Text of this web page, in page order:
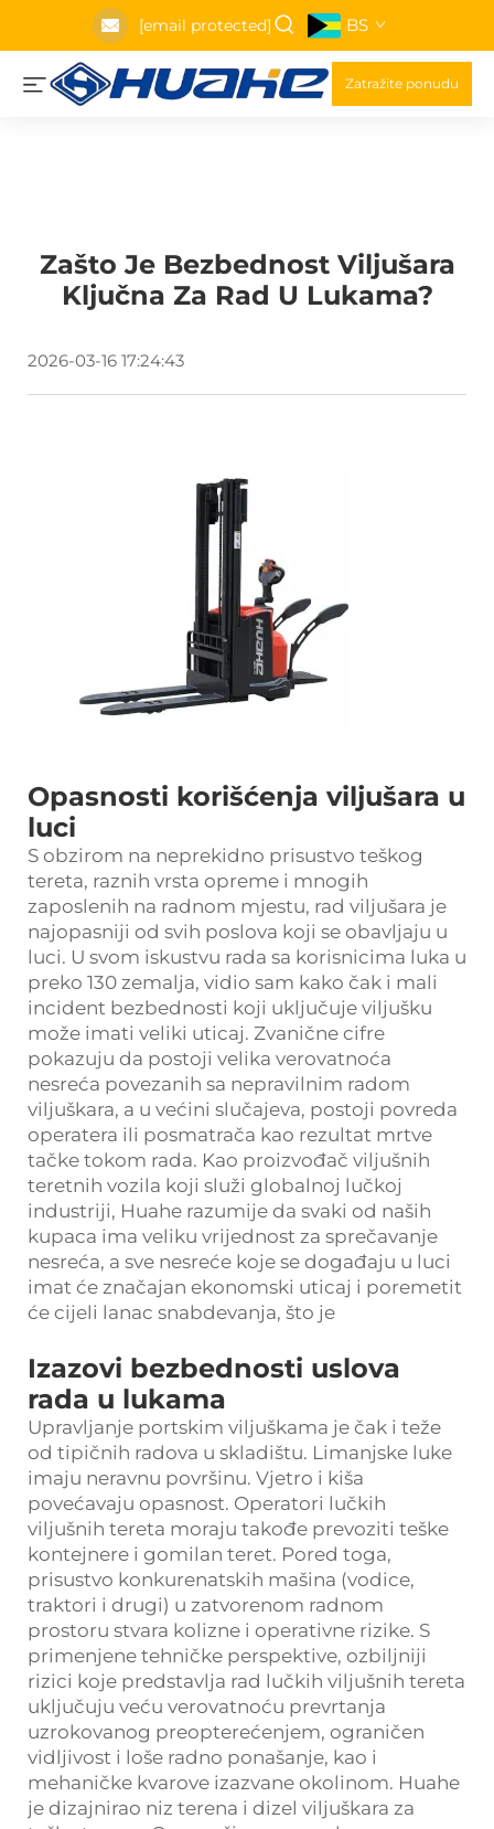
[email protected] BS
Zatražite ponudu
Zašto Je Bezbednost Viljušara
Ključna Za Rad U Lukama?
2026-03-16 17:24:43
Opasnosti korišćenja viljušara u
luci
S obzirom na neprekidno prisustvo teškog
tereta, raznih vrsta opreme i mnogih
zaposlenih na radnom mjestu, rad viljušara je
najopasniji od svih poslova koji se obavljaju u
luci. U svom iskustvu rada sa korisnicima luka u
preko 130 zemalja, vidio sam kako čak i mali
incident bezbednosti koji uključuje viljušku
može imati veliki uticaj. Zvanične cifre
pokazuju da postoji velika verovatnoća
nesreća povezanih sa nepravilnim radom
viljuškara, a u većini slučajeva, postoji povreda
operatera ili posmatrača kao rezultat mrtve
tačke tokom rada. Kao proizvođač viljušnih
teretnih vozila koji služi globalnoj lučkoj
industriji, Huahe razumije da svaki od naših
kupaca ima veliku vrijednost za sprečavanje
nesreća, a sve nesreće koje se događaju u luci
imat će značajan ekonomski uticaj i poremetit
će cijeli lanac snabdevanja, što je
Izazovi bezbednosti uslova
rada u lukama
Upravljanje portskim viljuškama je čak i teže
od tipičnih radova u skladištu. Limanjske luke
imaju neravnu površinu. Vjetro i kiša
povećavaju opasnost. Operatori lučkih
viljušnih tereta moraju takođe prevoziti teške
kontejnere i gomilan teret. Pored toga,
prisustvo konkurenatskih mašina (vodice,
traktori i drugi) u zatvorenom radnom
prostoru stvara kolizne i operativne rizike. S
primenjene tehničke perspektive, ozbiljniji
rizici koje predstavlja rad lučkih viljušnih tereta
uključuju veću verovatnoću prevrtanja
uzrokovanog preopterećenjem, ograničen
vidljivost i loše radno ponašanje, kao i
mehaničke kvarove izazvane okolinom. Huahe
je dizajnirao niz terena i dizel viljuškara za